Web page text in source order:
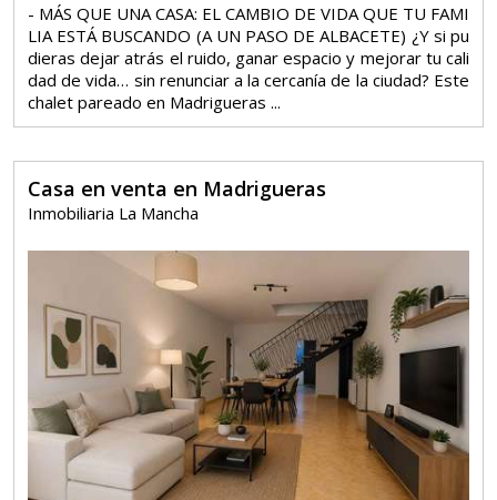
- MÁS QUE UNA CASA: EL CAMBIO DE VIDA QUE TU FAMI
LIA ESTÁ BUSCANDO (A UN PASO DE ALBACETE) ¿Y si pu
dieras dejar atrás el ruido, ganar espacio y mejorar tu cali
dad de vida… sin renunciar a la cercanía de la ciudad? Este
chalet pareado en Madrigueras ...
Casa en venta en Madrigueras
Inmobiliaria La Mancha